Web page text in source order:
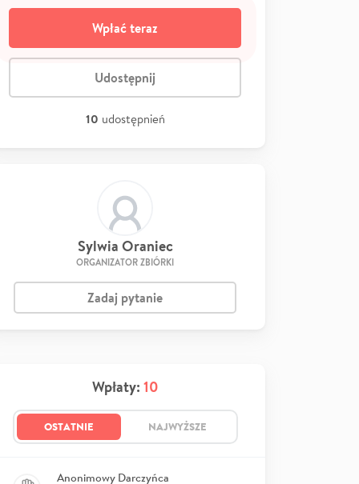
Wpłać teraz
Udostępnij
10 udostępnień
Sylwia Oraniec
ORGANIZATOR ZBIÓRKI
Zadaj pytanie
Wpłaty: 10
OSTATNIE NAJWYŻSZE
Anonimowy Darczyńca